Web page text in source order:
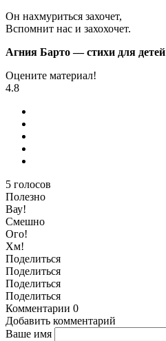
Он нахмуриться захочет,
Вспомнит нас и захохочет.
Агния Барто — стихи для детей
Оцените материал!
4.8
5 голосов
Полезно
Вау!
Смешно
Ого!
Хм!
Поделиться
Поделиться
Поделиться
Поделиться
Комментарии 0
Добавить комментарий
Ваше имя